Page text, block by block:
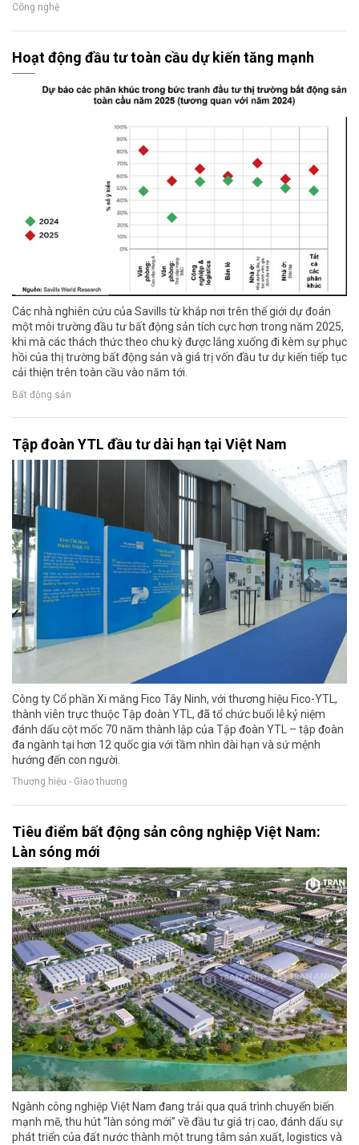
Công nghệ
Hoạt động đầu tư toàn cầu dự kiến tăng mạnh
Các nhà nghiên cứu của Savills từ khắp nơi trên thế giới dự đoán
một môi trường đầu tư bất động sản tích cực hơn trong năm 2025,
khi mà các thách thức theo chu kỳ được lắng xuống đi kèm sự phục
hồi của thị trường bất động sản và giá trị vốn đầu tư dự kiến tiếp tục
cải thiện trên toàn cầu vào năm tới.
Bất động sản
Tập đoàn YTL đầu tư dài hạn tại Việt Nam
Công ty Cổ phần Xi măng Fico Tây Ninh, với thương hiệu Fico-YTL,
thành viên trực thuộc Tập đoàn YTL, đã tổ chức buổi lễ kỷ niệm
đánh dấu cột mốc 70 năm thành lập của Tập đoàn YTL – tập đoàn
đa ngành tại hơn 12 quốc gia với tầm nhìn dài hạn và sứ mệnh
hướng đến con người.
Thương hiệu - Giao thương
Tiêu điểm bất động sản công nghiệp Việt Nam:
Làn sóng mới
Ngành công nghiệp Việt Nam đang trải qua quá trình chuyển biến
mạnh mẽ, thu hút “làn sóng mới” về đầu tư giá trị cao, đánh dấu sự
phát triển của đất nước thành một trung tâm sản xuất, logistics và